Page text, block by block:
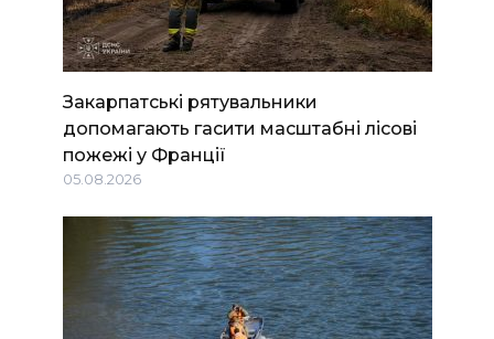
Закарпатські рятувальники
допомагають гасити масштабні лісові
пожежі у Франції
05.08.2026